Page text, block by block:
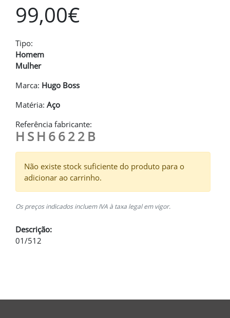
99,00€
Tipo:
Homem
Mulher
Marca: Hugo Boss
Matéria: Aço
Referência fabricante:
HSH6622B
Não existe stock suficiente do produto para o
adicionar ao carrinho.
Os preços indicados incluem IVA à taxa legal em vigor.
Descrição:
01/512